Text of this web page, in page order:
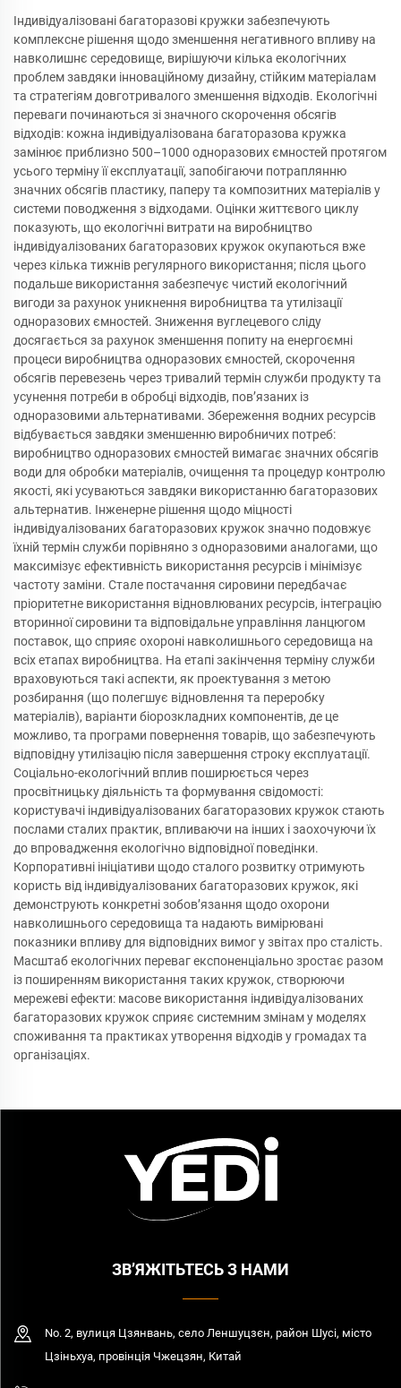
Індивідуалізовані багаторазові кружки забезпечують
комплексне рішення щодо зменшення негативного впливу на
навколишнє середовище, вирішуючи кілька екологічних
проблем завдяки інноваційному дизайну, стійким матеріалам
та стратегіям довготривалого зменшення відходів. Екологічні
переваги починаються зі значного скорочення обсягів
відходів: кожна індивідуалізована багаторазова кружка
замінює приблизно 500–1000 одноразових ємностей протягом
усього терміну її експлуатації, запобігаючи потраплянню
значних обсягів пластику, паперу та композитних матеріалів у
системи поводження з відходами. Оцінки життєвого циклу
показують, що екологічні витрати на виробництво
індивідуалізованих багаторазових кружок окупаються вже
через кілька тижнів регулярного використання; після цього
подальше використання забезпечує чистий екологічний
вигоди за рахунок уникнення виробництва та утилізації
одноразових ємностей. Зниження вуглецевого сліду
досягається за рахунок зменшення попиту на енергоємні
процеси виробництва одноразових ємностей, скорочення
обсягів перевезень через тривалий термін служби продукту та
усунення потреби в обробці відходів, пов’язаних із
одноразовими альтернативами. Збереження водних ресурсів
відбувається завдяки зменшенню виробничих потреб:
виробництво одноразових ємностей вимагає значних обсягів
води для обробки матеріалів, очищення та процедур контролю
якості, які усуваються завдяки використанню багаторазових
альтернатив. Інженерне рішення щодо міцності
індивідуалізованих багаторазових кружок значно подовжує
їхній термін служби порівняно з одноразовими аналогами, що
максимізує ефективність використання ресурсів і мінімізує
частоту заміни. Стале постачання сировини передбачає
пріоритетне використання відновлюваних ресурсів, інтеграцію
вторинної сировини та відповідальне управління ланцюгом
поставок, що сприяє охороні навколишнього середовища на
всіх етапах виробництва. На етапі закінчення терміну служби
враховуються такі аспекти, як проектування з метою
розбирання (що полегшує відновлення та переробку
матеріалів), варіанти біорозкладних компонентів, де це
можливо, та програми повернення товарів, що забезпечують
відповідну утилізацію після завершення строку експлуатації.
Соціально-екологічний вплив поширюється через
просвітницьку діяльність та формування свідомості:
користувачі індивідуалізованих багаторазових кружок стають
послами сталих практик, впливаючи на інших і заохочуючи їх
до впровадження екологічно відповідної поведінки.
Корпоративні ініціативи щодо сталого розвитку отримують
користь від індивідуалізованих багаторазових кружок, які
демонструють конкретні зобов’язання щодо охорони
навколишнього середовища та надають вимірювані
показники впливу для відповідних вимог у звітах про сталість.
Масштаб екологічних переваг експоненціально зростає разом
із поширенням використання таких кружок, створюючи
мережеві ефекти: масове використання індивідуалізованих
багаторазових кружок сприяє системним змінам у моделях
споживання та практиках утворення відходів у громадах та
організаціях.
ЗВ’ЯЖІТЬТЕСЬ З НАМИ
No. 2, вулиця Цзянвань, село Леншуцзєн, район Шусі, місто
Цзіньхуа, провінція Чжецзян, Китай